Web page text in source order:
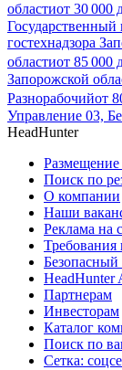
областиот 30 000
гостехнадзора
областиот 85 000
Запорожской
Разнорабочийот
Управление 03,
HeadHunter
Размещение
Поиск по
О компании
Наши
Реклама на
Безопасный
HeadHunter
Партнерам
Инвесторам
Каталог
Поиск по
Сетка: